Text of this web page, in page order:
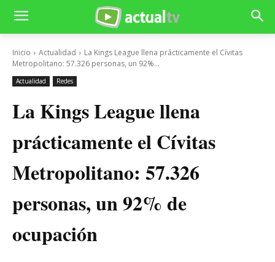
Inicio Actualidad
La Kings League llena prácticamente el Cívitas
Metropolitano: 57.326 personas, un 92%...
Actualidad Redes
La Kings League llena
prácticamente el Cívitas
Metropolitano: 57.326
personas, un 92% de
ocupación